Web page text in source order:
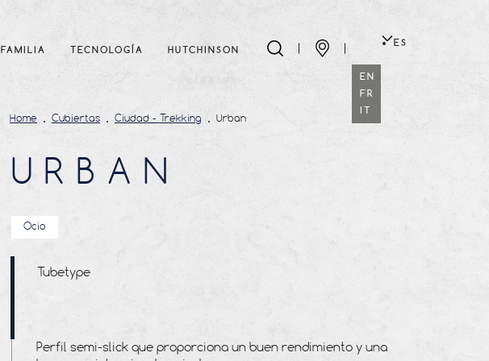
FAMILIA TECNOLOGÍA HUTCHINSON
ES
EN
FR
IT
Home Cubiertas Ciudad - Trekking Urban
URBAN
Ocio
Tubetype
Perfil semi-slick que proporciona un buen rendimiento y una